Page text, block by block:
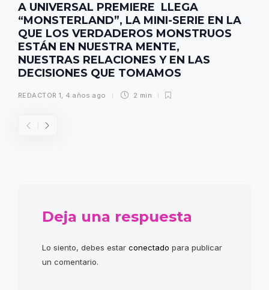
A UNIVERSAL PREMIERE LLEGA
“MONSTERLAND”, LA MINI-SERIE EN LA
QUE LOS VERDADEROS MONSTRUOS
ESTÁN EN NUESTRA MENTE,
NUESTRAS RELACIONES Y EN LAS
DECISIONES QUE TOMAMOS
REDACTOR 1, 4 años ago 2 min
Deja una respuesta
Lo siento, debes estar conectado para publicar
un comentario.